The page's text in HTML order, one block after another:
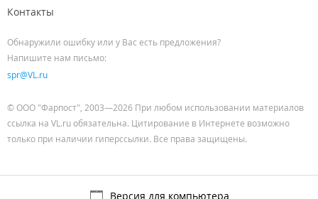
Контакты
Обнаружили ошибку или у Вас есть предложения?
Напишите нам письмо:
spr@VL.ru
© ООО "Фарпост", 2003—2026 При любом использовании материалов
ссылка на VL.ru обязательна. Цитирование в Интернете возможно
только при наличии гиперссылки. Все права защищены.
Версия для компьютера